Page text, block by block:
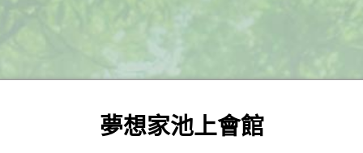
夢想家池上會館